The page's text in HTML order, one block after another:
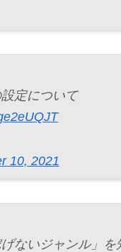
定について
10, 2021
ないジャンル」